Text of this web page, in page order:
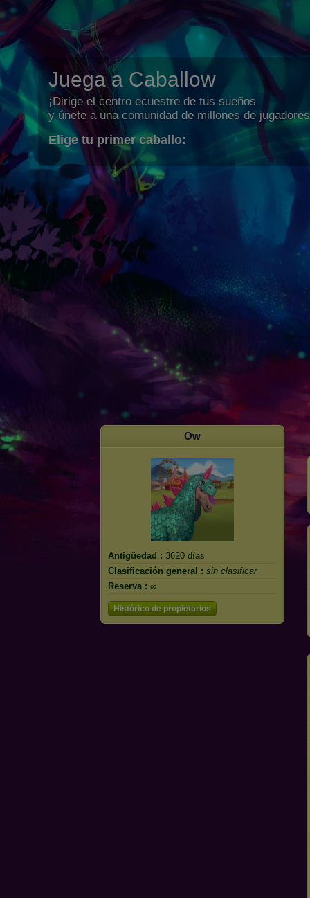
Juega a Caballow
¡Dirige el centro ecuestre de tus sueños
y únete a una comunidad de millones de
Elige tu primer caballo:
Ow
Antigüedad : 3620 días
Clasificación general : sin clasificar
Reserva : ∞
Histórico de propietarios